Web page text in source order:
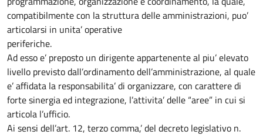
compatibilmente con la struttura delle amministrazioni, puo’
articolarsi in unita’ operative
periferiche.
Ad esso e’ preposto un dirigente appartenente al piu’ elevato
livello previsto dall’ordinamento dell’amministrazione, al quale
e’ affidata la responsabilita’ di organizzare, con carattere di
forte sinergia ed integrazione, l’attivita’ delle “aree” in cui si
articola l’ufficio.
Ai sensi dell’art. 12, terzo comma,’ del decreto legislativo n.